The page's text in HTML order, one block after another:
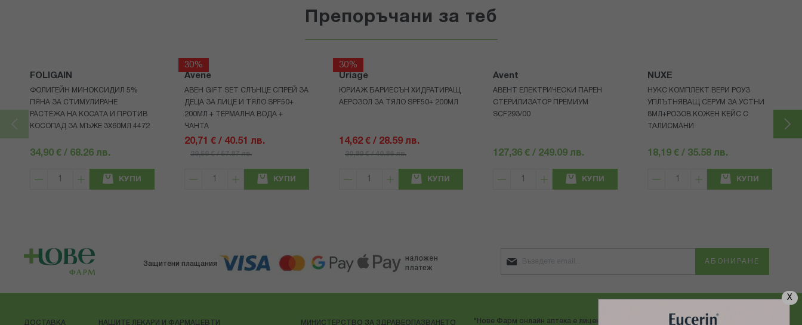
X
Препоръчани за теб
FOLIGAIN
ФОЛИГЕЙН МИНОКСИДИЛ 5%
ПЯНА ЗА СТИМУЛИРАНЕ
РАСТЕЖА НА КОСАТА И ПРОТИВ
КОСОПАД ЗА МЪЖЕ 3X60МЛ 4472
34,90 € / 68.26 лв.
КУПИ
30%
Avene
АВЕН GIFT SET СЛЪНЦЕ СПРЕЙ ЗА
ДЕЦА ЗА ЛИЦЕ И ТЯЛО SPF50+
200МЛ + ТЕРМАЛНА ВОДА +
ЧАНТА
20,71 € / 40.51 лв.
29,59 € / 57.87 лв.
КУПИ
30%
Uriage
ЮРИАЖ БАРИЕСЪН ХИДРАТИРАЩ
АЕРОЗОЛ ЗА ТЯЛО SPF50+ 200МЛ
14,62 € / 28.59 лв.
20,89 € / 40.86 лв.
КУПИ
Avent
АВЕНТ ЕЛЕКТРИЧЕСКИ ПАРЕН
СТЕРИЛИЗАТОР ПРЕМИУМ
SCF293/00
127,36 € / 249.09 лв.
КУПИ
NUXE
НУКС КОМПЛЕКТ ВЕРИ РОУЗ
УПЛЪТНЯВАЩ СЕРУМ ЗА УСТНИ
8МЛ+РОЗОВ КОЖЕН КЕЙС С
ТАЛИСМАНИ
18,19 € / 35.58 лв.
КУПИ
Защитени плащания АБОНИРАНЕ
ДОСТАВКА НАШИТЕ ЛЕКАРИ И ФАРМАЦЕВТИ МИНИСТЕРСТВО ЗА ЗДРАВЕОПАЗВАНЕТО "Нове Фарм онлайн аптека е лицензирана от ДОСТАВЯМЕ С: